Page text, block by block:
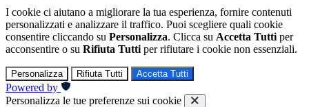
I cookie ci aiutano a migliorare la tua esperienza, fornire contenuti
personalizzati e analizzare il traffico. Puoi scegliere quali cookie
consentire cliccando su Personalizza. Clicca su Accetta Tutti per
acconsentire o su Rifiuta Tutti per rifiutare i cookie non essenziali.
Personalizza Rifiuta Tutti Accetta Tutti
Powered by
Personalizza le tue preferenze sui cookie